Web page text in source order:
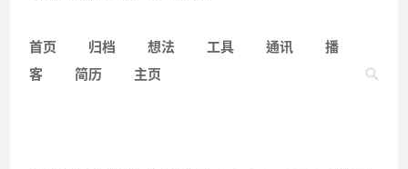
首页 归档 想法 工具 通讯
播
客
简历 主页